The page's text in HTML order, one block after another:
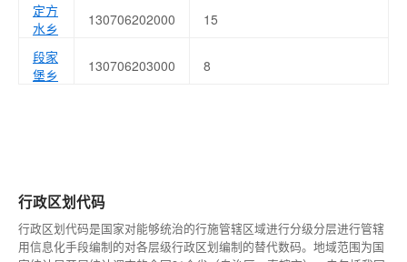
定方
水乡
130706202000 15
段家
堡乡
130706203000 8
行政区划代码
行政区划代码是国家对能够统治的行施管辖区域进行分级分层进行管辖
用信息化手段编制的对各层级行政区划编制的替代数码。地域范围为国